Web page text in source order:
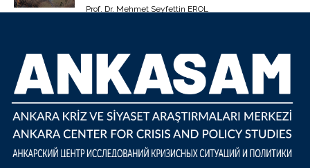
Prof. Dr. Mehmet Seyfettin EROL